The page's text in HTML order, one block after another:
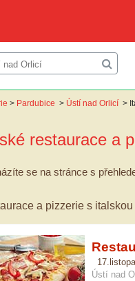
> Pardubice > Ústí nad Orlicí >
restaurace a
se na stránce s
a pizzerie s
Ústí nad